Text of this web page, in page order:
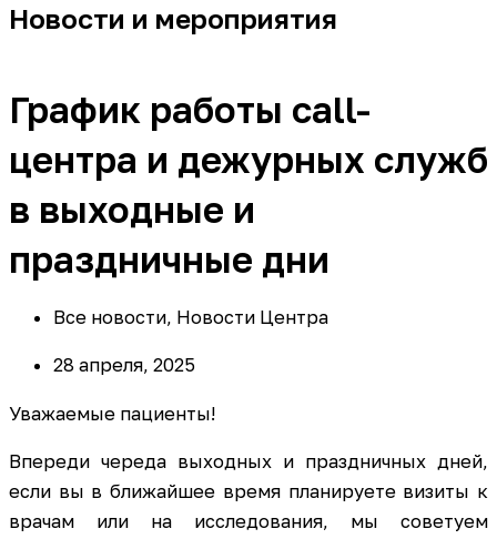
Новости и мероприятия
График работы call-
центра и дежурных служб
в выходные и
праздничные дни
Все новости, Новости Центра
28 апреля, 2025
Уважаемые пациенты!
Впереди череда выходных и праздничных дней,
если вы в ближайшее время планируете визиты к
врачам или на исследования, мы советуем